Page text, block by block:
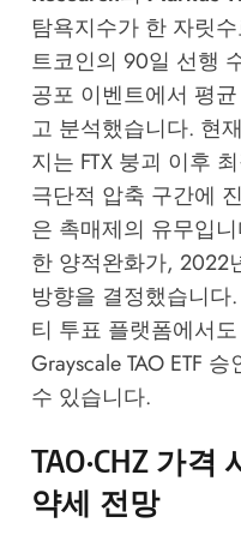
탐욕지수가 한 자릿
트코인의 90일 선행
공포 이벤트에서 평
고 분석했습니다. 현
지는 FTX 붕괴 이후
극단적 압축 구간에
은 촉매제의 유무입
한 양적완화가, 2022
방향을 결정했습니
티 투표 플랫폼에서
Grayscale TAO ETF
수 있습니다.
TAO·CHZ 가격
약세 전망